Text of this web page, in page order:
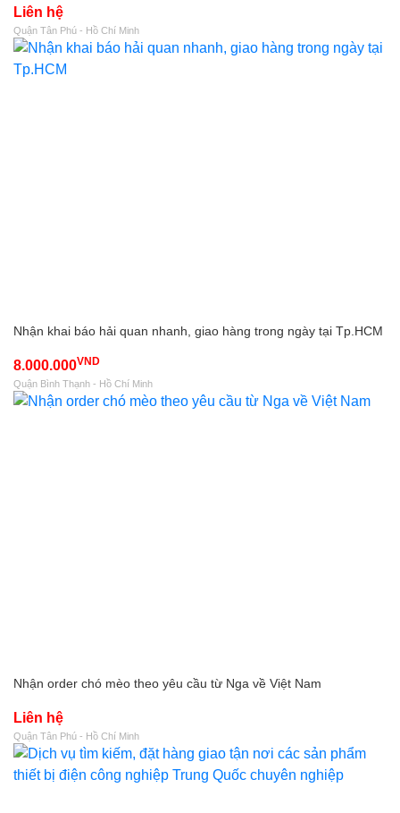
Liên hệ
Quận Tân Phú - Hồ Chí Minh
Nhận khai báo hải quan nhanh, giao hàng trong ngày tại Tp.HCM
8.000.000VND
Quận Bình Thạnh - Hồ Chí Minh
Nhận order chó mèo theo yêu cầu từ Nga về Việt Nam
Liên hệ
Quận Tân Phú - Hồ Chí Minh